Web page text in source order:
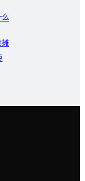
么
摊